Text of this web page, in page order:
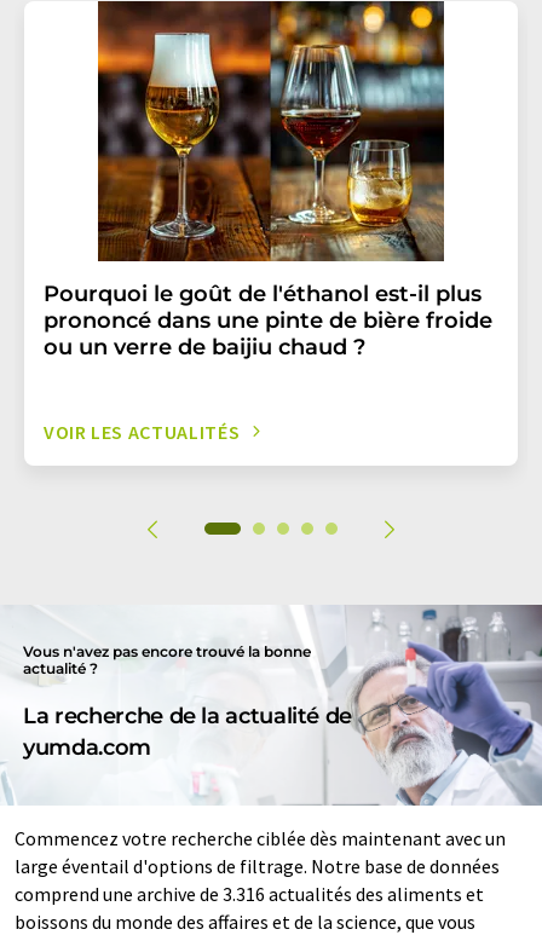
Pourquoi le goût de l'éthanol est-il plus
prononcé dans une pinte de bière froide
ou un verre de baijiu chaud ?
VOIR LES ACTUALITÉS
Vous n'avez pas encore trouvé la bonne
actualité ?
La recherche de la actualité de
yumda.com
Commencez votre recherche ciblée dès maintenant avec un
large éventail d'options de filtrage. Notre base de données
comprend une archive de 3.316 actualités des aliments et
boissons du monde des affaires et de la science, que vous